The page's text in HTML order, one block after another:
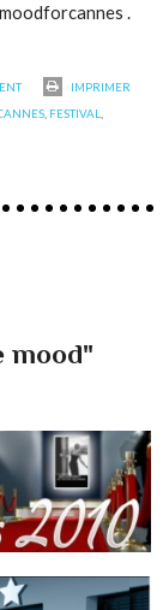
.
IMPRIMER
, FESTIVAL
mood"